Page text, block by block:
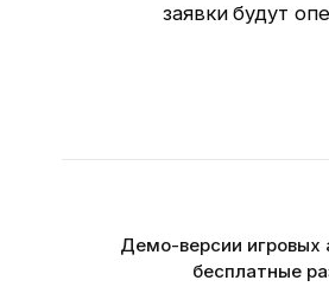
заявки будут
Демо-версии игровых
бесплатные